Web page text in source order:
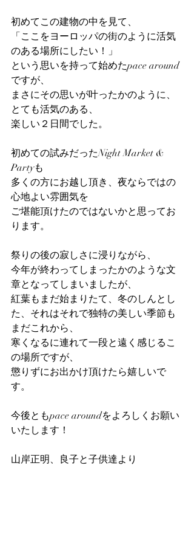
初めてこの建物の中を見て、
「ここをヨーロッパの街のように活気
のある場所にしたい！」
という思いを持って始めたpace around
ですが、
まさにその思いが叶ったかのように、
とても活気のある、
楽しい２日間でした。
初めての試みだったNight Market &
Partyも
多くの方にお越し頂き、夜ならではの
心地よい雰囲気を
ご堪能頂けたのではないかと思ってお
ります。
祭りの後の寂しさに浸りながら、
今年が終わってしまったかのような文
章となってしまいましたが、
紅葉もまだ始まりたて、冬のしんとし
た、それはそれで独特の美しい季節も
まだこれから、
寒くなるに連れて一段と遠く感じるこ
の場所ですが、
懲りずにお出かけ頂けたら嬉しいで
す。
今後ともpace aroundをよろしくお願い
いたします！
山岸正明、良子と子供達より